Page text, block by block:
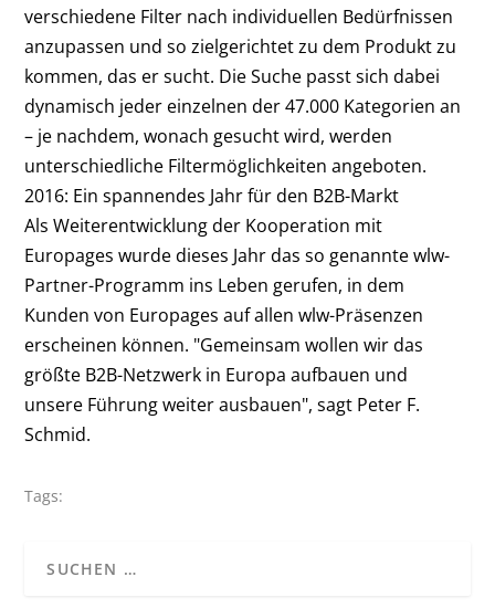
verschiedene Filter nach individuellen Bedürfnissen
anzupassen und so zielgerichtet zu dem Produkt zu
kommen, das er sucht. Die Suche passt sich dabei
dynamisch jeder einzelnen der 47.000 Kategorien an
– je nachdem, wonach gesucht wird, werden
unterschiedliche Filtermöglichkeiten angeboten.
2016: Ein spannendes Jahr für den B2B-Markt
Als Weiterentwicklung der Kooperation mit
Europages wurde dieses Jahr das so genannte wlw-
Partner-Programm ins Leben gerufen, in dem
Kunden von Europages auf allen wlw-Präsenzen
erscheinen können. "Gemeinsam wollen wir das
größte B2B-Netzwerk in Europa aufbauen und
unsere Führung weiter ausbauen", sagt Peter F.
Schmid.
Tags: